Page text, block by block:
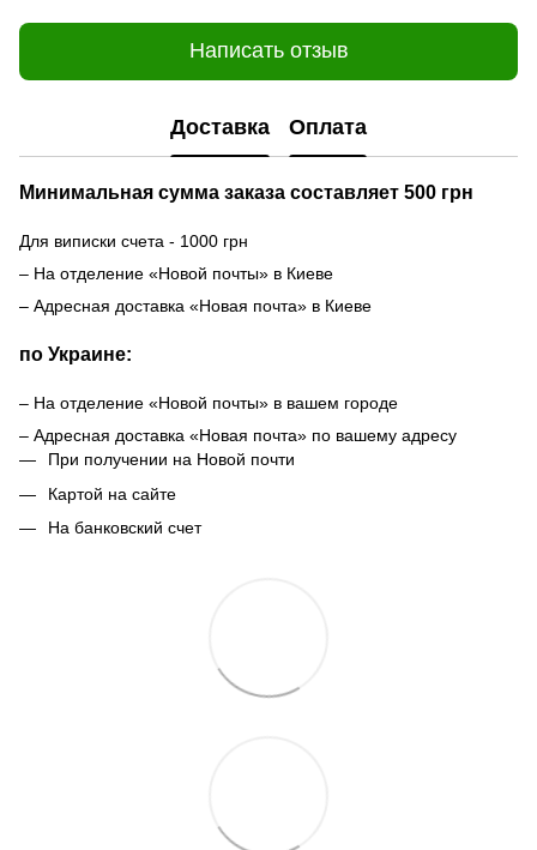
Написать отзыв
Доставка Оплата
Минимальная сумма заказа составляет 500 грн
Для виписки счета - 1000 грн
– На отделение «Новой почты» в Киеве
– Адресная доставка «Новая почта» в Киеве
по Украине:
– На отделение «Новой почты» в вашем городе
– Адресная доставка «Новая почта» по вашему адресу
При получении на Новой почти
Картой на сайте
На банковский счет